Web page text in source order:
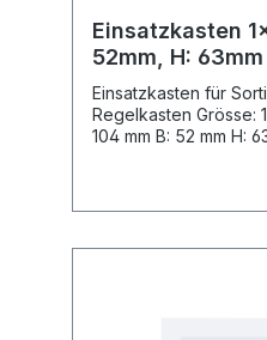
Einsatzkasten
52mm, H:
Einsatzkasten für
Regelkasten Grösse:
104 mm B: 52 mm H:
passend zu Sortimo